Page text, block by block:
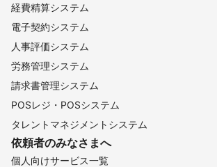
経費精算システム
電子契約システム
人事評価システム
労務管理システム
請求書管理システム
POSレジ・POSシステム
タレントマネジメントシステム
依頼者のみなさまへ
個人向けサービス一覧